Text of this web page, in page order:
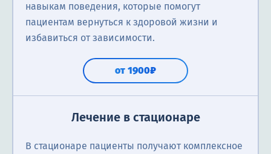
навыкам поведения, которые помогут
пациентам вернуться к здоровой жизни и
избавиться от зависимости.
от 1900₽
Лечение в стационаре
В стационаре пациенты получают комплексное